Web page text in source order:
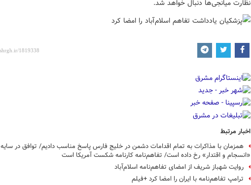
نظارت میانجی‌ها دنبال خواهد شد.
اخبار مرتبط
همزمان با مذاکرات به تمام اقدامات دشمن در خلیج فارس پاسخ مناسب دادیم/ توافق در سایه
«انسجام و اقتدار» رخ داده است/ تفاهم‌نامه کارنامه شکست آمریکا است
روایت شهباز شریف از امضای تفاهم‌نامه اسلام‌آباد
ترامپ تفاهم‌نامه با ایران را امضا کرد +فیلم